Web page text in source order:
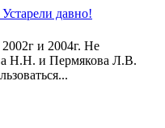
давно!
и 2004г. Не
Н.Н. и Пермякова Л.В.